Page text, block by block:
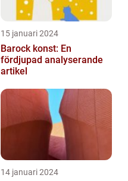
15 januari 2024
Barock konst: En
fördjupad analyserande
artikel
14 januari 2024